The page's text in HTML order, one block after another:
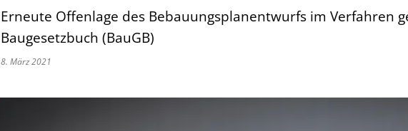
Erneute Offenlage des Bebauungsplanentwurfs im Verfahren
Baugesetzbuch (BauGB)
8. März 2021